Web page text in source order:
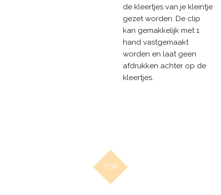
de kleertjes van je kleintje
gezet worden. De clip
kan gemakkelijk met 1
hand vastgemaakt
worden en laat geen
afdrukken achter op de
kleertjes.
TOP